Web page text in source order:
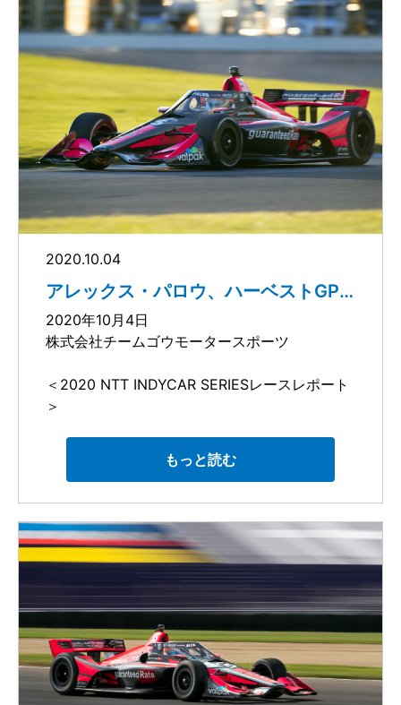
く中で着実にポジションを上げていき、70周目
にフルコースコーションが出された時点で3番手
に浮上していました。さらに75周目のリスター
トで2位に着けた後、再びのフルコースコーショ
ン。
パロウは80周目のリスタートでラップリーダー
となりましたが、本レースで優勝を飾ったニュ
ーガーデン選手からオーバーテイクを喫するこ
とに。
その後もフルコースコーションが続く荒れた展
開の中5番手をキープしていましたが、94周目
に燃料補給のためのピットストップを余技なく
され、パロウは最終的に13位でチェッカーを受
け、2020年シーズンを終えました。
◆アレックス・パロウのコメント
でミスをしてしまい、スタートは上手くいかず
にポジションをいくつか落としてしまいまし
クするのはとても難しいので、イエローが出て
変更は正解だったと思っています。最後にもう1
回イエローが出ればトップ5フィニッシュも可能
だったかもしれないと思うのですが。今日のベ
ストを尽くした結果ですが、これでシーズンが
終わってしまうのはとても残念です。」
クティスでコースを学びクルマを理解しなけれ
ばならない、総じて難しいシーズンだったと思
いますが、全ての経験が貴重で、今後の糧にな
ると思っています。」
パロウのシーズンランキングは、ルーキー・オ
ブ・ザ・イヤーが2位、総合チャンピオンシップ
では16位となりました。
チームオーナーのデイル・コインは、パロウと
インディカー・シリーズのストリートコースデ
ビューを果たします。
パロウは北米でのレースキャリアをスタートさ
せるにあたり、セントピーターズバーグの1.8マ
イル、14ターンのストリートコースでシリーズ
デビューの予定でしたが、コロナ禍により、今
期開幕戦となるはずだったそのイベントが、シ
ーズン最終戦となりました。
3週間前に開催されたハーベストGPでトップ10
フィニッシュを果たしたパロウは、ルーキーシ
ーズンを最高の状態で締めくくりたいと考えて
ィニッシュ3位（ロード・アメリカ・レース
1）、ベストスターティンググリッド3番手（ロ
リーズ初のストリートコースとなりますが、こ
れまでにノリスリンク（ドイツ）、ポー（フラ
ーキットでのレース経験を有しています。
◆アレックス・パロウのコメント
「3月に現地入りしたにも関わらずレースがキャ
ンセルとなってから7ヶ月、ようやく今週末セン
トピーターズバーグでレースができることに胸
が躍る思いです。この地で、ファンの皆さんに
観戦してもらいながら最終戦を戦えることは素
晴らしいことです。」
「インディカーでストリートコースを走るのは
初めてなのですが、今シーズン最後のレースで
ありながら、初めてのストリートコースだと思
うと、少し緊張もあります。プラクティスが1回
しかなく、いつもと同じくチャレンジングなレ
ースになると思いますが、ベストを尽くしま
す。シーズンを最高の状態で終えられることを
今週末のセントピーターズバーグGPは1レース
2020.10.04
アレックス・パロウ、ハーベストGP
第2レースは9位でチェッカー
2020年10月4日
株式会社チームゴウモータースポーツ
＜2020 NTT INDYCAR SERIESレースレポート
＞
開催地：インディアナポリス・モーター・スピ
4位
決勝開催日：2020年10月3日 決勝結果：
アレックス・パロウ、ハーベストGP第2
レースは9位でチェッカー
～目標のトップ10フィニッシュを達成～
もっと読む